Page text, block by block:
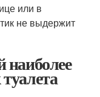
или в
не выдержит